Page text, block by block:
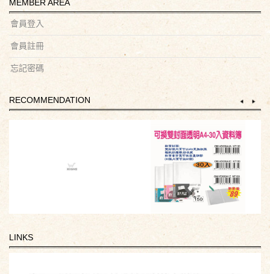
MEMBER AREA
會員登入
會員註冊
忘記密碼
RECOMMENDATION
LINKS